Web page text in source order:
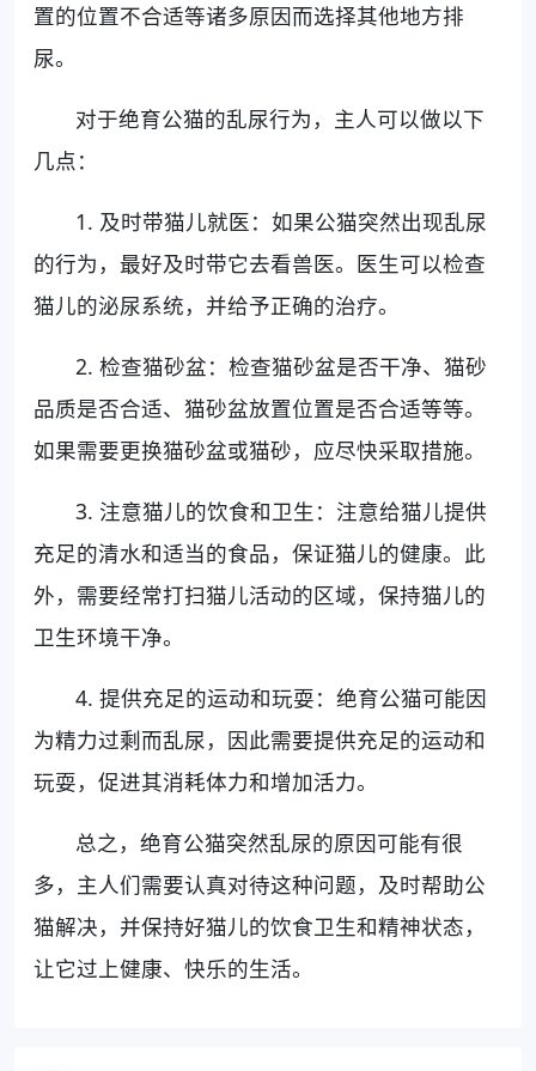
置的位置不合适等诸多原因而选择其他地方排
尿。
对于绝育公猫的乱尿行为，主人可以做以下
几点：
1. 及时带猫儿就医：如果公猫突然出现乱尿
的行为，最好及时带它去看兽医。医生可以检查
猫儿的泌尿系统，并给予正确的治疗。
2. 检查猫砂盆：检查猫砂盆是否干净、猫砂
品质是否合适、猫砂盆放置位置是否合适等等。
如果需要更换猫砂盆或猫砂，应尽快采取措施。
3. 注意猫儿的饮食和卫生：注意给猫儿提供
充足的清水和适当的食品，保证猫儿的健康。此
外，需要经常打扫猫儿活动的区域，保持猫儿的
卫生环境干净。
4. 提供充足的运动和玩耍：绝育公猫可能因
为精力过剩而乱尿，因此需要提供充足的运动和
玩耍，促进其消耗体力和增加活力。
总之，绝育公猫突然乱尿的原因可能有很
多，主人们需要认真对待这种问题，及时帮助公
猫解决，并保持好猫儿的饮食卫生和精神状态，
让它过上健康、快乐的生活。